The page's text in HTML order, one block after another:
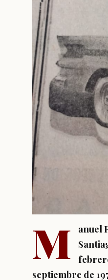
M
anuel
septiembre de